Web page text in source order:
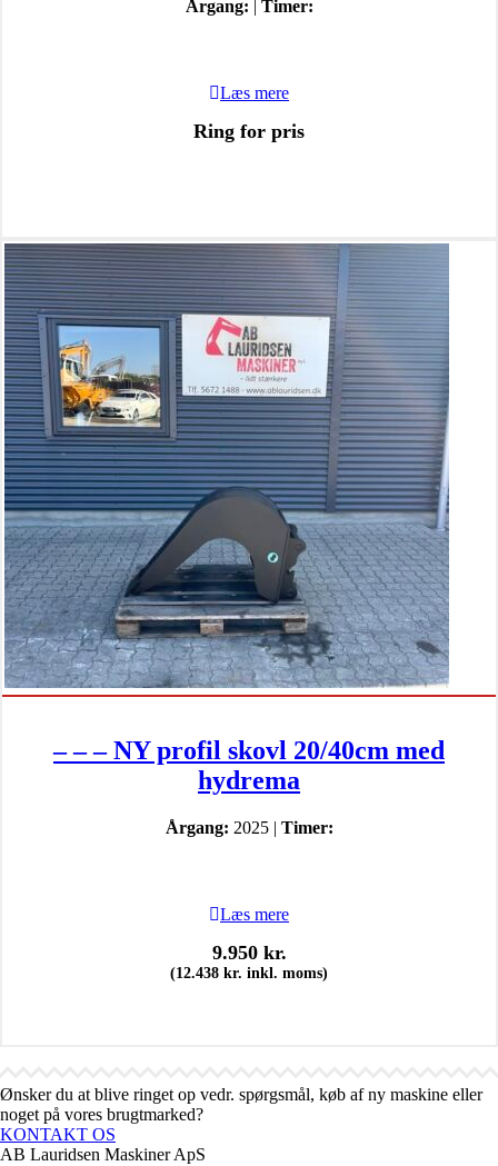
Årgang: Timer:
Læs mere
Ring for pris
– – – NY profil skovl 20/40cm med
hydrema
Årgang: 2025 | Timer:
Læs mere
9.950 kr.
(12.438 kr. inkl. moms)
Ønsker du at blive ringet op vedr. spørgsmål, køb af ny maskine eller
noget på vores brugtmarked?
KONTAKT OS
AB Lauridsen Maskiner ApS